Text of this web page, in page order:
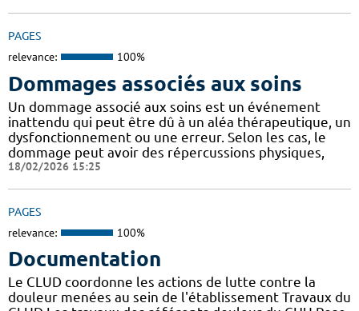
PAGES
relevance: 100%
Dommages associés aux soins
Un dommage associé aux soins est un événement
inattendu qui peut être dû à un aléa thérapeutique, un
dysfonctionnement ou une erreur. Selon les cas, le
dommage peut avoir des répercussions physiques,
18/02/2026 15:25
PAGES
relevance: 100%
Documentation
Le CLUD coordonne les actions de lutte contre la
douleur menées au sein de l'établissement Travaux du